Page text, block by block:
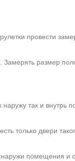
провести
Замерять размер
наружу так и внутрь
только двери
помещения и